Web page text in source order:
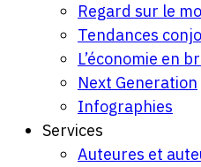
Regard sur le
Tendances
L’économie en
Next Generation
Infographies
Services
Auteures et